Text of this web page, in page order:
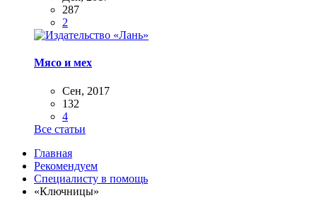
287
2
Мясо и мех
Сен, 2017
132
4
Все статьи
Главная
Рекомендуем
Специалисту в помощь
«Ключницы»